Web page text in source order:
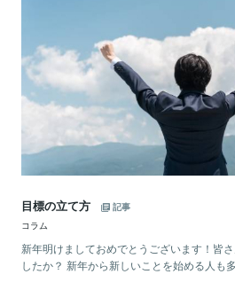
目標の立て方
記事
コラム
新年明けましておめでとうございます！皆
したか？ 新年から新しいことを始める人も